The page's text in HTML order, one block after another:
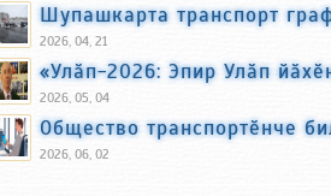
Шупашкарта транспорт
2026, 04, 21
«Улӑп-2026: Эпир Улӑп
2026, 05, 04
Общество транспортӗнче
2026, 06, 02